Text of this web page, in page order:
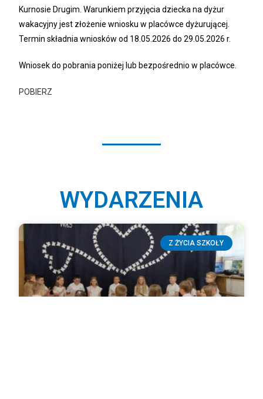
Kurnosie Drugim. Warunkiem przyjęcia dziecka na dyżur
wakacyjny jest złożenie wniosku w placówce dyżurującej.
Termin składnia wniosków od 18.05.2026 do 29.05.2026 r.
Wniosek do pobrania poniżej lub bezpośrednio w placówce.
POBIERZ
WYDARZENIA
Z ŻYCIA SZKOŁY